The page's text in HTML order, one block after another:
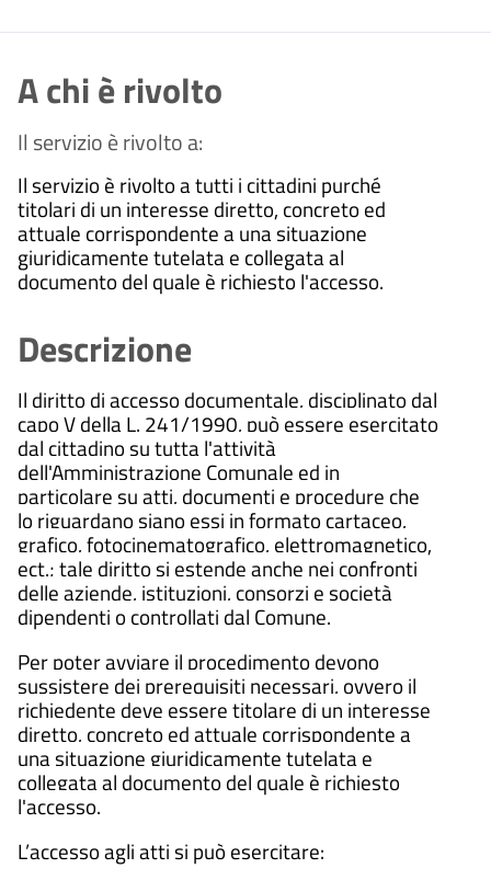
A chi è rivolto
Il servizio è rivolto a:
Il servizio è rivolto a tutti i cittadini purché
titolari di un interesse diretto, concreto ed
attuale corrispondente a una situazione
giuridicamente tutelata e collegata al
documento del quale è richiesto l'accesso.
Descrizione
Il diritto di accesso documentale, disciplinato dal
capo V della L. 241/1990, può essere esercitato
dal cittadino su tutta l'attività
dell'Amministrazione Comunale ed in
particolare su atti, documenti e procedure che
lo riguardano siano essi in formato cartaceo,
grafico, fotocinematografico, elettromagnetico,
ect.; tale diritto si estende anche nei confronti
delle aziende, istituzioni, consorzi e società
dipendenti o controllati dal Comune.
Per poter avviare il procedimento devono
sussistere dei prerequisiti necessari, ovvero il
richiedente deve essere titolare di un interesse
diretto, concreto ed attuale corrispondente a
una situazione giuridicamente tutelata e
collegata al documento del quale è richiesto
l'accesso.
L’accesso agli atti si può esercitare: